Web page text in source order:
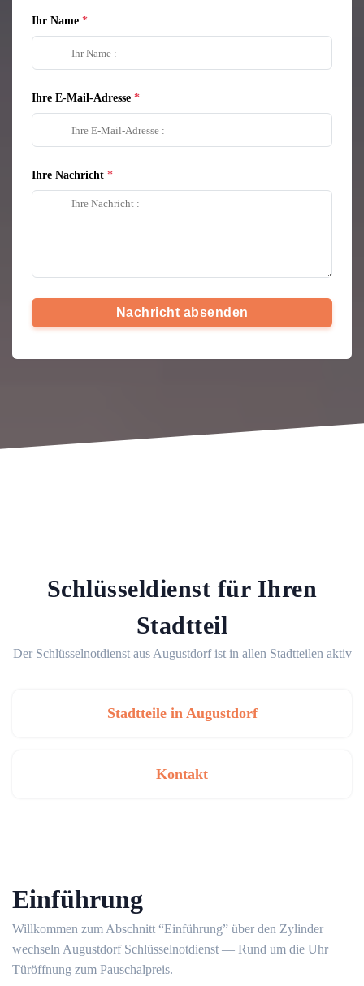
Ihr Name
Ihre E-Mail-Adresse
Ihre Nachricht
Nachricht absenden
Schlüsseldienst für Ihren
Stadtteil
Der Schlüsselnotdienst aus Augustdorf ist in allen Stadtteilen aktiv
Stadtteile in Augustdorf
Kontakt
Einführung
Willkommen zum Abschnitt “Einführung” über den Zylinder
wechseln Augustdorf Schlüsselnotdienst ― Rund um die Uhr
Türöffnung zum Pauschalpreis.​